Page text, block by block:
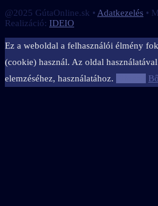
@2025 GútaOnline.sk • Adatkezelés •
Realizáció: IDEIO
Ez a weboldal a felhasználói élmény
(cookie) használ. Az oldal
elemzéséhez, használatához.